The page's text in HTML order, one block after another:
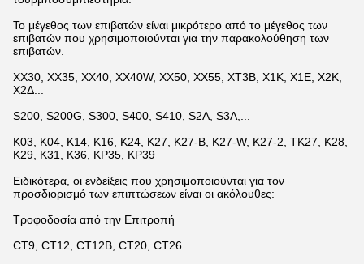
Το μέγεθος των επιβατών είναι μικρότερο από το μέγεθος των
επιβατών που χρησιμοποιούνται για την παρακολούθηση των
επιβατών.
ΧΧ30, ΧΧ35, ΧΧ40, ΧΧ40W, ΧΧ50, ΧΧ55, ΧΤ3Β, Χ1Κ, Χ1Ε, Χ2Κ,
Χ2Δ...
S200, S200G, S300, S400, S410, S2A, S3A,...
K03, K04, K14, K16, K24, K27, K27-B, K27-W, K27-2, TK27, K28,
K29, K31, K36, KP35, KP39
Ειδικότερα, οι ενδείξεις που χρησιμοποιούνται για τον
προσδιορισμό των επιπτώσεων είναι οι ακόλουθες:
Τροφοδοσία από την Επιτροπή
CT9, CT12, CT12B, CT20, CT26